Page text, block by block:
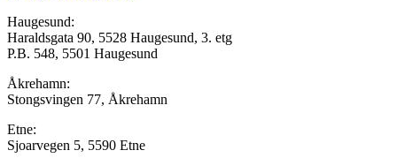
Haugesund:
Haraldsgata 90, 5528 Haugesund, 3. etg
P.B. 548, 5501 Haugesund
Åkrehamn:
Stongsvingen 77, Åkrehamn
Etne:
Sjoarvegen 5, 5590 Etne